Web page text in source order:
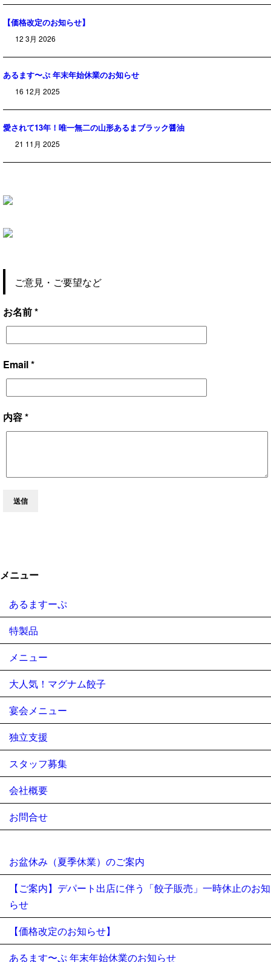
【価格改定のお知らせ】
12 3月 2026
あるます〜ぷ 年末年始休業のお知らせ
16 12月 2025
愛されて13年！唯一無二の山形あるまブラック醤油
21 11月 2025
ご意見・ご要望など
お名前 *
Email *
内容 *
送信
メニュー
あるますーぷ
特製品
メニュー
大人気！マグナム餃子
宴会メニュー
独立支援
スタッフ募集
会社概要
お問合せ
お盆休み（夏季休業）のご案内
【ご案内】デパート出店に伴う「餃子販売」一時休止のお知
らせ
【価格改定のお知らせ】
あるます〜ぷ 年末年始休業のお知らせ